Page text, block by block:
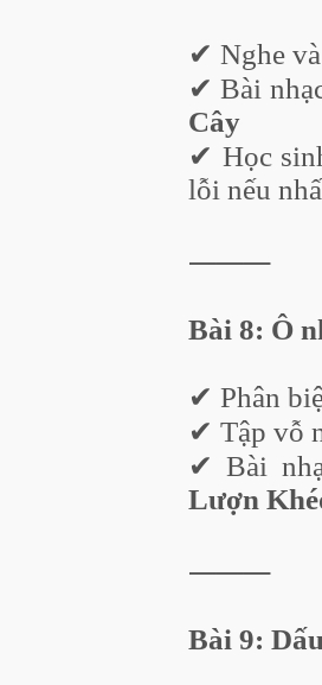
✔ Nghe
✔ Bài
Cây
✔ Học
lỗi nếu
⸻
Bài 8: Ô
✔ Phân
✔ Tập vỗ
✔ Bài
Lượn
⸻
Bài 9: